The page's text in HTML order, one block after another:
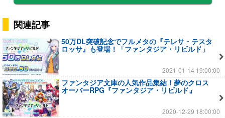
関連記事
50万DL突破記念でフルメタの『テレサ・テスタ
ロッサ』も登場！「ファンタジア・リビルド」
2021-01-14 19:00:00
ファンタジア文庫の人気作品集結！夢のクロス
オーバーRPG『ファンタジア・リビルド』
2020-12-29 18:00:00